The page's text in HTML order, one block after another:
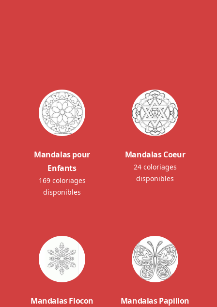
Mandalas pour
Enfants
169 coloriages
disponibles
Mandalas Coeur
24 coloriages
disponibles
Mandalas Flocon Mandalas Papillon